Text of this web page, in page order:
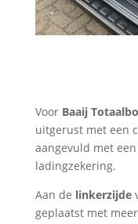
Voor Baaij
uitgerust met een
aangevuld met
ladingzekering.
Aan de linkerzijde
geplaatst met